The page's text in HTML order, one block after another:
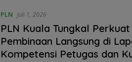
PLN Juli 1, 2026
PLN Kuala Tungkal
Pembinaan Langsung di
Kompetensi Petugas dan